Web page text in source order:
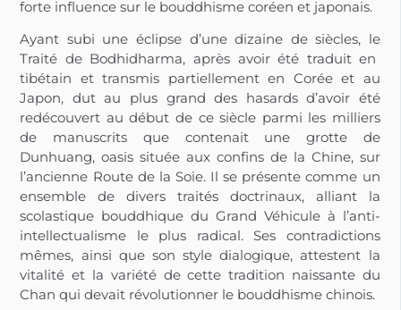
forte influence sur le bouddhisme coréen et japonais.
Ayant subi une éclipse d’une dizaine de siècles, le
Traité de Bodhidharma, après avoir été traduit en
tibétain et transmis partiellement en Corée et au
Japon, dut au plus grand des hasards d’avoir été
redécouvert au début de ce siècle parmi les milliers
de manuscrits que contenait une grotte de
Dunhuang, oasis située aux confins de la Chine, sur
l’ancienne Route de la Soie. Il se présente comme un
ensemble de divers traités doctrinaux, alliant la
scolastique bouddhique du Grand Véhicule à l’anti-
intellectualisme le plus radical. Ses contradictions
mêmes, ainsi que son style dialogique, attestent la
vitalité et la variété de cette tradition naissante du
Chan qui devait révolutionner le bouddhisme chinois.